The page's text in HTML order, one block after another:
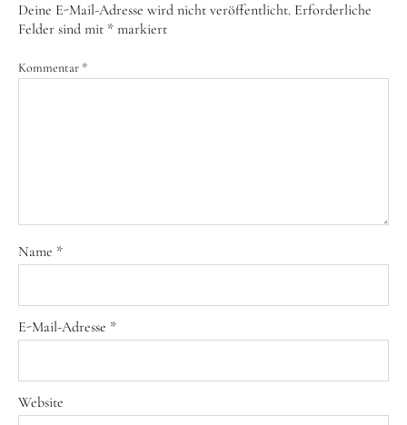
Deine E-Mail-Adresse wird nicht veröffentlicht. Erforderliche
Felder sind mit * markiert
Kommentar *
Name *
E-Mail-Adresse *
Website